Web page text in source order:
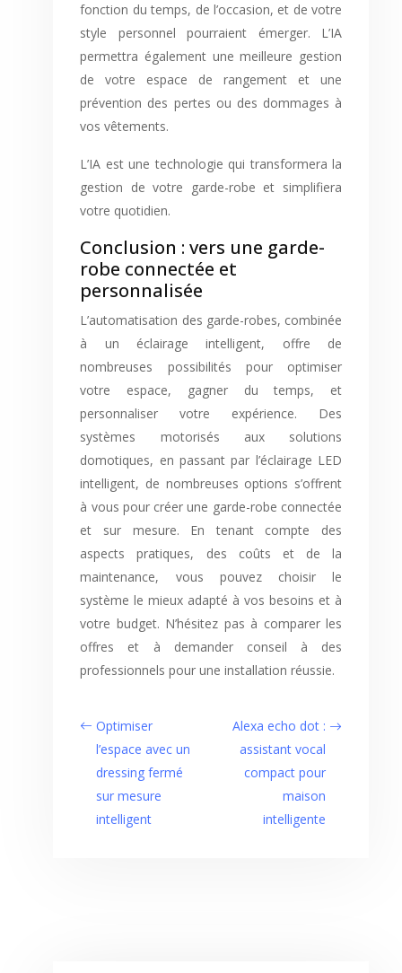
fonction du temps, de l’occasion, et de votre
style personnel pourraient émerger. L’IA
permettra également une meilleure gestion
de votre espace de rangement et une
prévention des pertes ou des dommages à
vos vêtements.
L’IA est une technologie qui transformera la
gestion de votre garde-robe et simplifiera
votre quotidien.
Conclusion : vers une garde-
robe connectée et
personnalisée
L’automatisation des garde-robes, combinée
à un éclairage intelligent, offre de
nombreuses possibilités pour optimiser
votre espace, gagner du temps, et
personnaliser votre expérience. Des
systèmes motorisés aux solutions
domotiques, en passant par l’éclairage LED
intelligent, de nombreuses options s’offrent
à vous pour créer une garde-robe connectée
et sur mesure. En tenant compte des
aspects pratiques, des coûts et de la
maintenance, vous pouvez choisir le
système le mieux adapté à vos besoins et à
votre budget. N’hésitez pas à comparer les
offres et à demander conseil à des
professionnels pour une installation réussie.
Optimiser
l’espace avec un
dressing fermé
sur mesure
intelligent
Alexa echo dot :
assistant vocal
compact pour
maison
intelligente